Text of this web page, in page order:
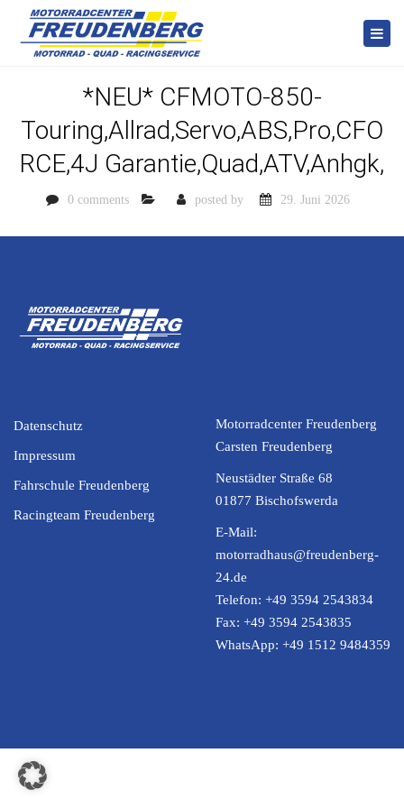
*NEU* CFMOTO-850-
Touring,Allrad,Servo,ABS,Pro,CFO
RCE,4J Garantie,Quad,ATV,Anhgk,
0 comments posted by 29. Juni 2026
Datenschutz
Impressum
Fahrschule Freudenberg
Racingteam Freudenberg
Motorradcenter Freudenberg
Carsten Freudenberg
Neustädter Straße 68
01877 Bischofswerda
E-Mail:
motorradhaus@freudenberg-
24.de
Telefon: +49 3594 2543834
Fax: +49 3594 2543835
WhatsApp: +49 1512 9484359